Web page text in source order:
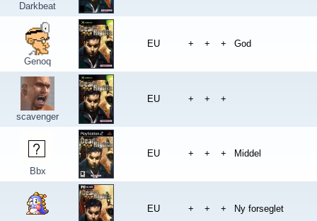
Darkbeat
Genoq
EU + + + God
scavenger
EU + + +
Bbx
EU + + + Middel
EU + + + Ny forseglet